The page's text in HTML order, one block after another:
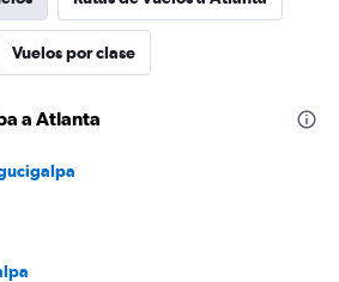
Vuelos por clase
a Atlanta